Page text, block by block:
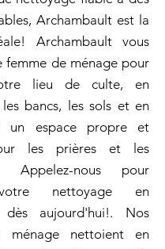
Archambault est la
Archambault vous
femme de ménage pour
lieu de culte, en
bancs, les sols et en
un espace propre et
les prières et les
Appelez-nous pour
nettoyage en
dès aujourd'hui!. Nos
ménage nettoient en